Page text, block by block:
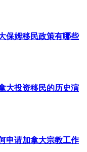
保姆移民政策有哪些
大投资移民的历史演
申请加拿大宗教工作